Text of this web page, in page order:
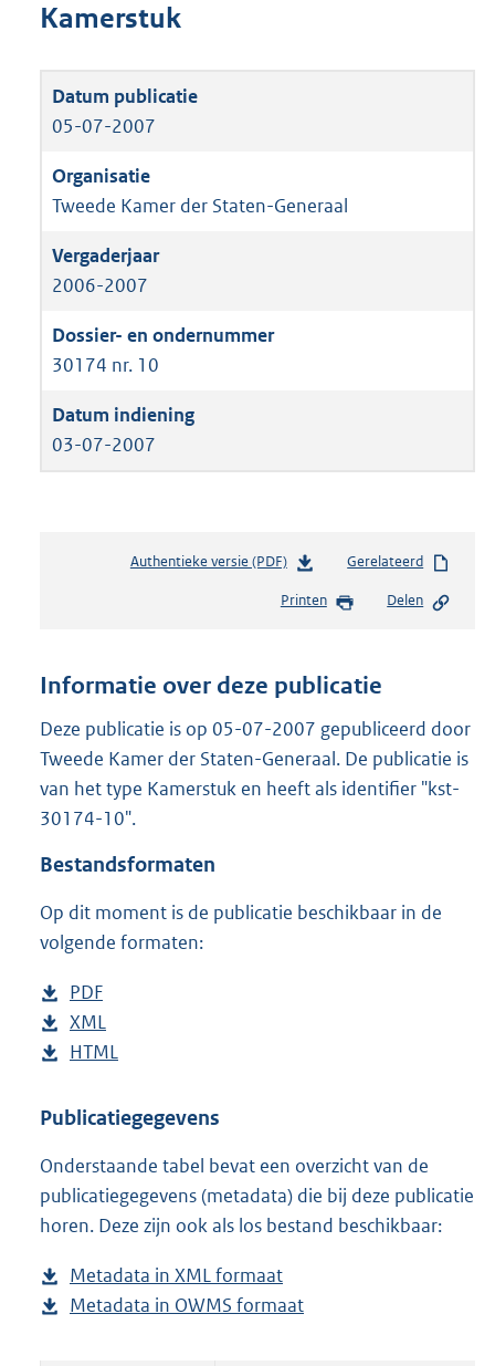
Kamerstuk
05-07-2007
Tweede Kamer der Staten-Generaal
2006-2007
30174 nr. 10
03-07-2007
Authentieke versie (PDF)b
s
n
s
r
o
:
Gerelateerd
Printen Delen
Informatie over deze publicatie
Deze publicatie is op 05-07-2007 gepubliceerd door
Tweede Kamer der Staten-Generaal. De publicatie is
van het type Kamerstuk en heeft als identifier "kst-
30174-10".
Bestandsformaten
Op dit moment is de publicatie beschikbaar in de
volgende formaten:
D
o
w
l
a
d
p
b
l
PDF
e
s
a
d
s
g
o
o
D
o
n
o
a
d
u
b
XML
e
t
n
d
s
r
o
D
w
l
o
a
p
u
HTML
s
a
n
d
g
r
Publicatiegegevens
Onderstaande tabel bevat een overzicht van de
publicatiegegevens (metadata) die bij deze publicatie
horen. Deze zijn ook als los bestand beschikbaar:
Metadata in XML formaat
e
Metadata in OWMS formaat